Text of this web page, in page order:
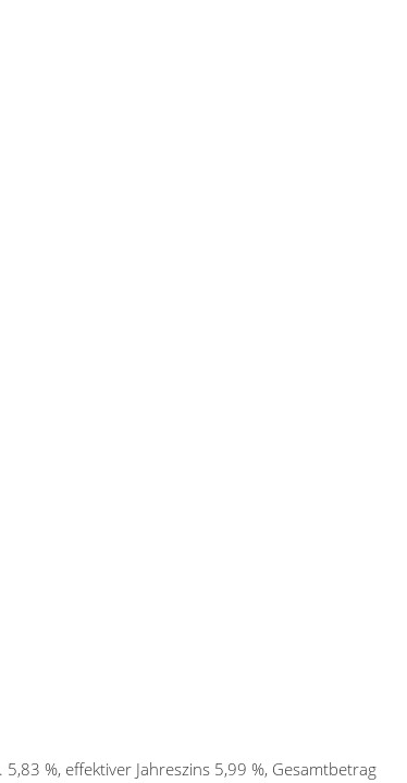
%, effektiver Jahreszins 5,99 %, Gesamtbetrag